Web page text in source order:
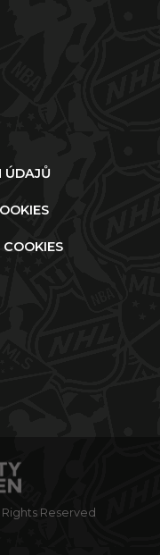
ÚDAJŮ
Rights Reserved